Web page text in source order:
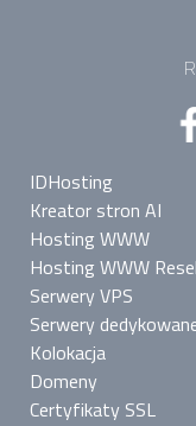
IDHosting
Kreator stron AI
Hosting WWW
Hosting WWW
Serwery VPS
Serwery
Kolokacja
Domeny
Certyfikaty SSL